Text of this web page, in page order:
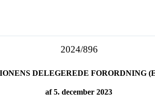
2024/896
DELEGEREDE FORORDNING
af 5. december 2023